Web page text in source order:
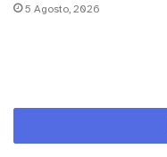
las medidas
5 Agosto, 2026